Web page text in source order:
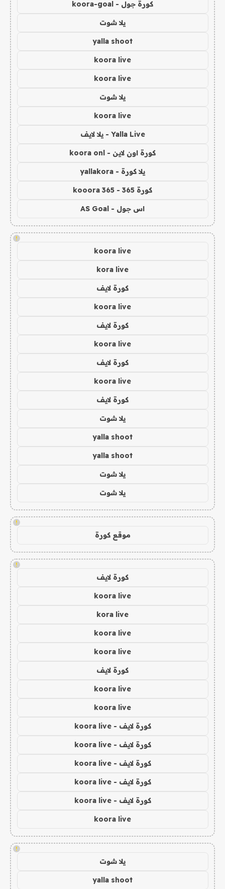
كورة جول - koora-goal
يلا شوت
yalla shoot
koora live
koora live
يلا شوت
koora live
Yalla Live - يلا لايف
كورة اون لاين - koora onl
يلا كورة - yallakora
كورة 365 - kooora 365
اس جول - AS Goal
!
koora live
kora live
كورة لايف
koora live
كورة لايف
koora live
كورة لايف
koora live
كورة لايف
يلا شوت
yalla shoot
yalla shoot
يلا شوت
يلا شوت
!
موقع كورة
!
كورة لايف
koora live
kora live
koora live
koora live
كورة لايف
koora live
koora live
كورة لايف - koora live
كورة لايف - koora live
كورة لايف - koora live
كورة لايف - koora live
كورة لايف - koora live
koora live
!
يلا شوت
yalla shoot